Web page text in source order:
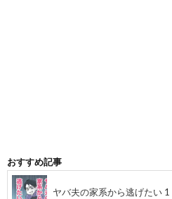
おすすめ記事
ヤバ夫の家系から逃げたい